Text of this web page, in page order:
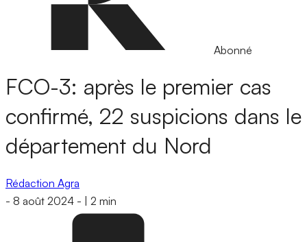
Abonné
FCO-3: après le premier cas
confirmé, 22 suspicions dans le
département du Nord
Rédaction Agra
- 8 août 2024 - 2 min